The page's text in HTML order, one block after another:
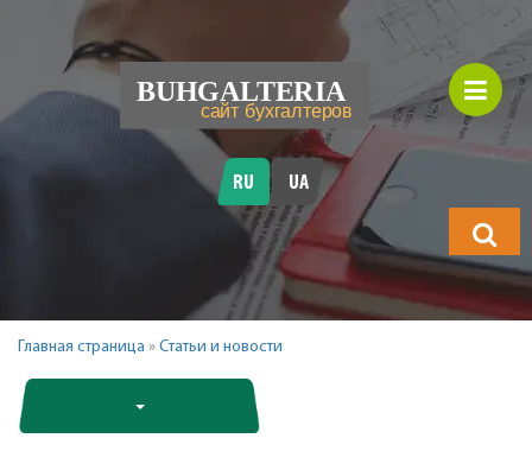
будете
искать?
RU UA
Главная страница » Статьи и новости